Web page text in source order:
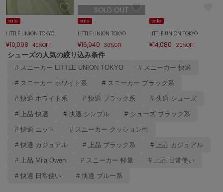
TEVA
テバ
The Barnnet
ザバーネット
ザ・ノース・フェイス
TODAYFUL
TSURU by Mariko Oikawa
UGG
sale
LITTLE UNION TOKYO
¥10,098 40%OFF
SOLD OUT
sale
LITTLE UNION TOKYO
¥16,940 30%OFF
sale
LITTLE UNION TOKYO
¥14,080 20%OFF
シューズの人気の絞り込み条件
# スニーカー LITTLE UNION TOKYO # スニーカー 快適
# スニーカー ホワイト系 # スニーカー ブラック系
# 快適 ホワイト系 # 快適 ブラック系 # 快適 シューズ
# 上品 快適 # 快適 シンプル # シューズ ブラック系
# 快適 ニット # スニーカー クッション性
# 快適 カジュアル # 上品 ブラック系 # 上品 カジュアル
# 上品 Mila Owen # スニーカー 軽量 # 上品 日常使い
# 快適 日常使い # 快適 ブルー系